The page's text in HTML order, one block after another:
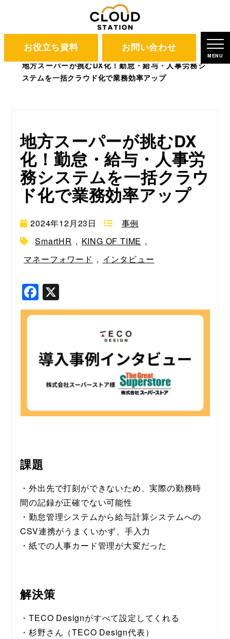
お役立ち資料 お問い合わせ
MENU
CLOUD STATION
ブログ
地方スーパーが挑むDX化！勤怠・給与・人事労務シ
ステムを一括クラウド化で業務効率アップ
地方スーパーが挑むDX
化！勤怠・給与・人事労
務システムを一括クラウ
ド化で業務効率アップ
2024年12月23日
事例
SmartHR , KING OF TIME ,
マネーフォワード , インタビュー
F
a
b
o
o
k
課題
・外出先で打刻ができないため、実際の勤務時
間の記録が正確でない可能性
・勤怠管理システムから給与計算システムへの
CSV連携がうまくいかず、手入力
・紙での人事カード管理が大変だった
解決策
・TECO Designがすべて設定してくれる
・杉野さん（TECO Design代表）